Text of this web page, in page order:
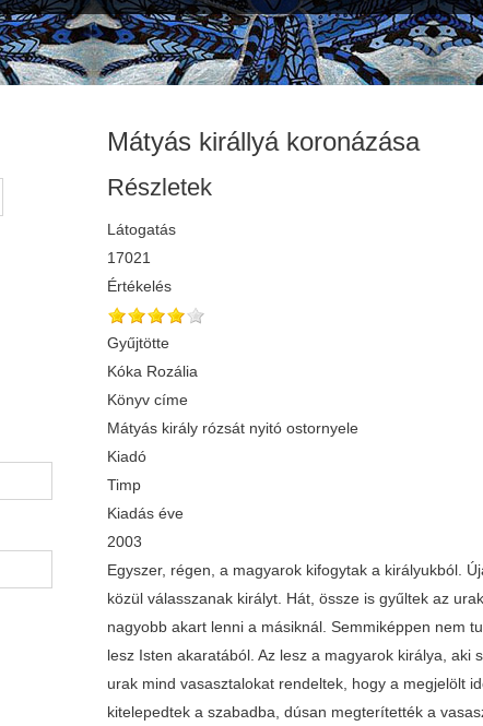
Mátyás királlyá koronázása
Részletek
Látogatás
17021
Értékelés
Gyűjtötte
Kóka Rozália
Könyv címe
Mátyás király rózsát nyitó ostornyele
Kiadó
Timp
Kiadás éve
2003
Egyszer, régen, a magyarok kifogytak a királyukból.
közül válasszanak királyt. Hát, össze is gyűltek az
nagyobb akart lenni a másiknál. Semmiképpen nem
lesz Isten akaratából. Az lesz a magyarok királya,
urak mind vasasztalokat rendeltek, hogy a megjelölt
kitelepedtek a szabadba, dúsan megterítették a